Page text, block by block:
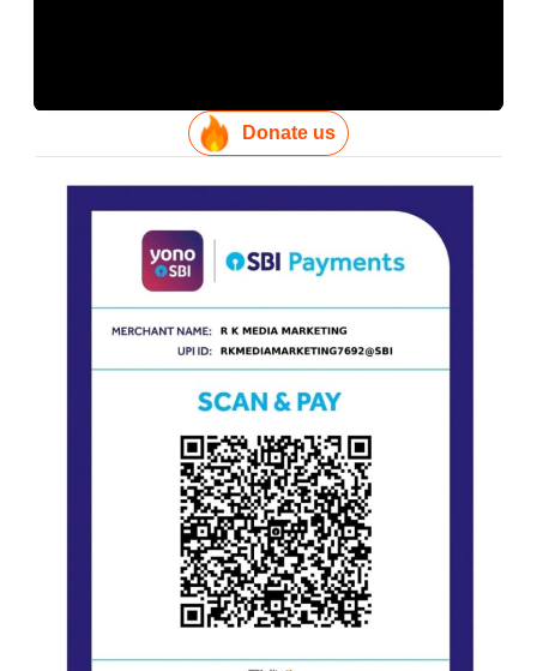
Donate us